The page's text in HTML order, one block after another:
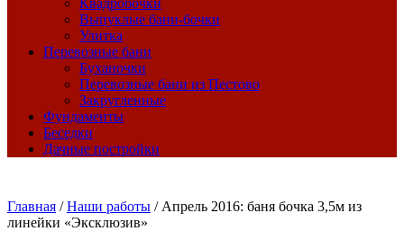
Квадробочки
Выпуклые бани-бочки
Улитка
Перевозные бани
Буханочки
Перевозные бани из Пестово
Закругленные
Фундаменты
Беседки
Дачные постройки
Главная /Наши работы / Апрель 2016: баня бочка 3,5м из
линейки «Эксклюзив»